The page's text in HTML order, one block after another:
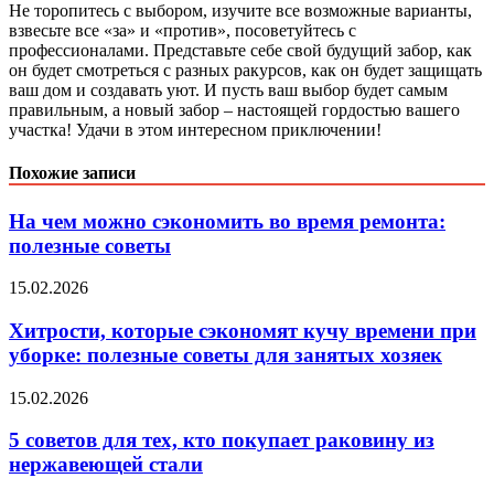
Не торопитесь с выбором, изучите все возможные варианты,
взвесьте все «за» и «против», посоветуйтесь с
профессионалами. Представьте себе свой будущий забор, как
он будет смотреться с разных ракурсов, как он будет защищать
ваш дом и создавать уют. И пусть ваш выбор будет самым
правильным, а новый забор – настоящей гордостью вашего
участка! Удачи в этом интересном приключении!
Похожие записи
На чем можно сэкономить во время ремонта:
полезные советы
15.02.2026
Хитрости, которые сэкономят кучу времени при
уборке: полезные советы для занятых хозяек
15.02.2026
5 советов для тех, кто покупает раковину из
нержавеющей стали